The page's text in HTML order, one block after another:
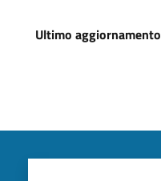
Ultimo aggiornamento